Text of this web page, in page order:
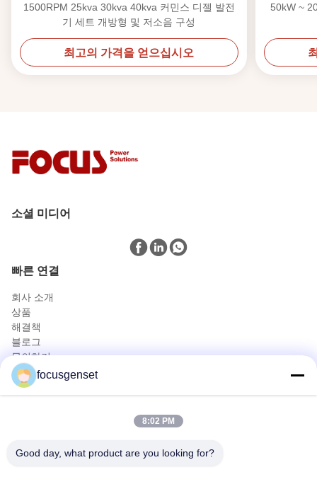
1500RPM 25kva 30kva 40kva 커민스 디젤 발전
기 세트 개방형 및 저소음 구성
최고의 가격을 얻으십시오
50kW ~
소셜 미디어
빠른 연결
회사 소개
상품
해결책
블로그
문의하기
상품
커민스 디젤 발전기 세트
세트 SDEC 디젤 엔진 발전기
산업용 디젤 젠셋
focusgenset
8:02 PM
Good day, what product are you looking for?